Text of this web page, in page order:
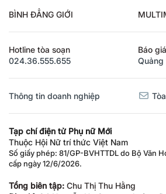
BÌNH ĐẲNG GIỚI
Hotline tòa soạn
024.36.555.655
Báo giá
Quảng
Thông tin doanh nghiệp
Tạp chí điện tử Phụ nữ Mới
Thuộc Hội Nữ trí thức Việt Nam
Số giấy phép: 81/GP-BVHTTDL do Bộ Văn
cấp ngày 12/6/2026.
Tổng biên tập: Chu Thị Thu Hằng